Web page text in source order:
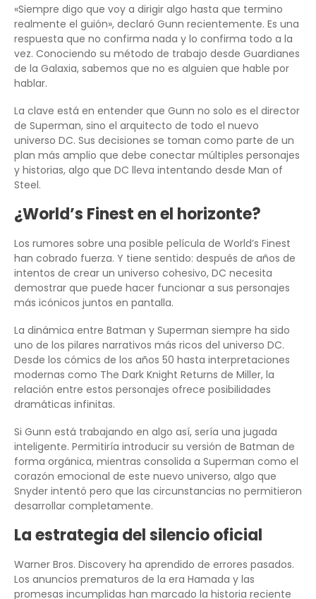
«Siempre digo que voy a dirigir algo hasta que termino
realmente el guión», declaró Gunn recientemente. Es una
respuesta que no confirma nada y lo confirma todo a la
vez. Conociendo su método de trabajo desde Guardianes
de la Galaxia, sabemos que no es alguien que hable por
hablar.
La clave está en entender que Gunn no solo es el director
de Superman, sino el arquitecto de todo el nuevo
universo DC. Sus decisiones se toman como parte de un
plan más amplio que debe conectar múltiples personajes
y historias, algo que DC lleva intentando desde Man of
Steel.
¿World’s Finest en el horizonte?
Los rumores sobre una posible película de World’s Finest
han cobrado fuerza. Y tiene sentido: después de años de
intentos de crear un universo cohesivo, DC necesita
demostrar que puede hacer funcionar a sus personajes
más icónicos juntos en pantalla.
La dinámica entre Batman y Superman siempre ha sido
uno de los pilares narrativos más ricos del universo DC.
Desde los cómics de los años 50 hasta interpretaciones
modernas como The Dark Knight Returns de Miller, la
relación entre estos personajes ofrece posibilidades
dramáticas infinitas.
Si Gunn está trabajando en algo así, sería una jugada
inteligente. Permitiría introducir su versión de Batman de
forma orgánica, mientras consolida a Superman como el
corazón emocional de este nuevo universo, algo que
Snyder intentó pero que las circunstancias no permitieron
desarrollar completamente.
La estrategia del silencio oficial
Warner Bros. Discovery ha aprendido de errores pasados.
Los anuncios prematuros de la era Hamada y las
promesas incumplidas han marcado la historia reciente